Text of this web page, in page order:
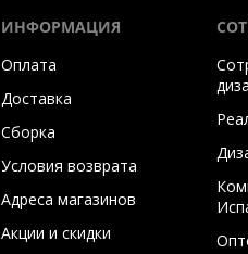
ИНФОРМАЦИЯ
Оплата
Доставка
Сборка
Условия возврата
Адреса магазинов
Акции и скидки